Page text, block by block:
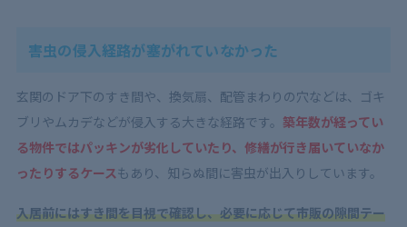
害虫の侵入経路が塞がれていなかった
玄関のドア下のすき間や、換気扇、配管まわりの穴などは、ゴキ
ブリやムカデなどが侵入する大きな経路です。 築年数が経ってい
る物件ではパッキンが劣化していたり、修繕が行き届いていなか
ったりするケース もあり、知らぬ間に害虫が出入りしています。
入居前にはすき間を目視で確認し、必要に応じて市販の隙間テー